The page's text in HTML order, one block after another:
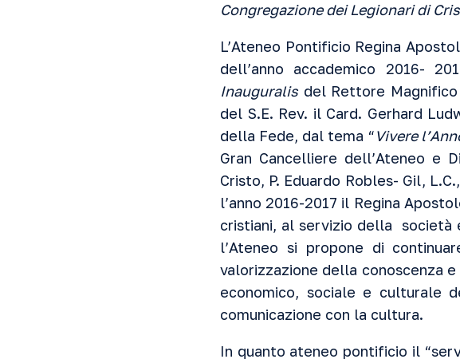
Congregazione dei Legionari di
L’Ateneo Pontificio Regina
dell’anno accademico 2016-
Inauguralis del Rettore Magnifico
del S.E. Rev. il Card. Gerhard
della Fede, dal tema “Vivere
Gran Cancelliere dell’Ateneo e
Cristo, P. Eduardo Robles- Gil,
l’anno 2016-2017 il Regina
cristiani, al servizio della società
l’Ateneo si propone di
valorizzazione della conoscenza
economico, sociale e culturale
comunicazione con la cultura.
In quanto ateneo pontificio il